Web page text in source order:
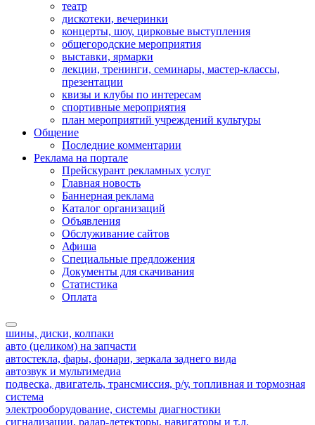
театр
дискотеки, вечеринки
концерты, шоу, цирковые выступления
общегородские мероприятия
выставки, ярмарки
лекции, тренинги, семинары, мастер-классы,
презентации
квизы и клубы по интересам
спортивные мероприятия
план мероприятий учреждений культуры
Общение
Последние комментарии
Реклама на портале
Прейскурант рекламных услуг
Главная новость
Баннерная реклама
Каталог организаций
Объявления
Обслуживание сайтов
Афиша
Специальные предложения
Документы для скачивания
Статистика
Оплата
шины, диски, колпаки
авто (целиком) на запчасти
автостекла, фары, фонари, зеркала заднего вида
автозвук и мультимедиа
подвеска, двигатель, трансмиссия, р/у, топливная и тормозная
система
электрооборудование, системы диагностики
сигнализации, радар-детекторы, навигаторы и т.д.